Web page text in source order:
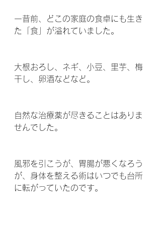
一昔前、どこの家庭の食卓にも生き
た「食」が溢れていました。
大根おろし、ネギ、小豆、里芋、梅
干し、卵酒などなど。
自然な治療薬が尽きることはありま
せんでした。
風邪を引こうが、胃腸が悪くなろう
が、身体を整える術はいつでも台所
に転がっていたのです。